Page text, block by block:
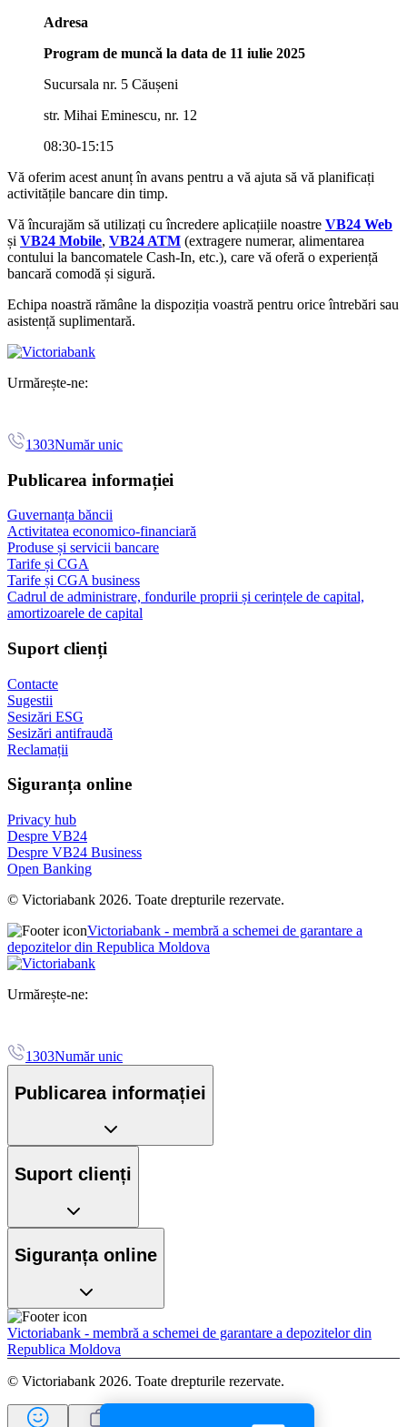
Adresa
Program de muncă la data de 11 iulie 2025
Sucursala nr. 5 Căușeni
str. Mihai Eminescu, nr. 12
08:30-15:15
Vă oferim acest anunț în avans pentru a vă ajuta să vă planificați
activitățile bancare din timp.
Vă încurajăm să utilizați cu încredere aplicațiile noastre VB24 Web
și VB24 Mobile, VB24 ATM (extragere numerar, alimentarea
contului la bancomatele Cash-In, etc.), care vă oferă o experiență
bancară comodă și sigură.
Echipa noastră rămâne la dispoziția voastră pentru orice întrebări sau
asistență suplimentară.
Urmărește-ne:
1303Număr unic
Publicarea informației
Guvernanța băncii
Activitatea economico-financiară
Produse și servicii bancare
Tarife și CGA
Tarife și CGA business
Cadrul de administrare, fondurile proprii și cerințele de capital,
amortizoarele de capital
Suport clienți
Contacte
Sugestii
Sesizări ESG
Sesizări antifraudă
Reclamații
Siguranța online
Privacy hub
Despre VB24
Despre VB24 Business
Open Banking
© Victoriabank 2026. Toate drepturile rezervate.
Victoriabank - membră a schemei de garantare a
depozitelor din Republica Moldova
Urmărește-ne:
1303Număr unic
Publicarea informației
Suport clienți
Siguranța online
Victoriabank - membră a schemei de garantare a depozitelor din
Republica Moldova
© Victoriabank 2026. Toate drepturile rezervate.